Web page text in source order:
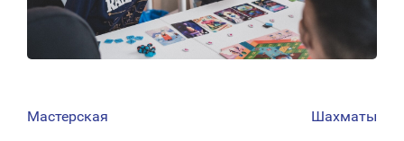
НАВИГАЦИЯ
Мастерская Шахматы